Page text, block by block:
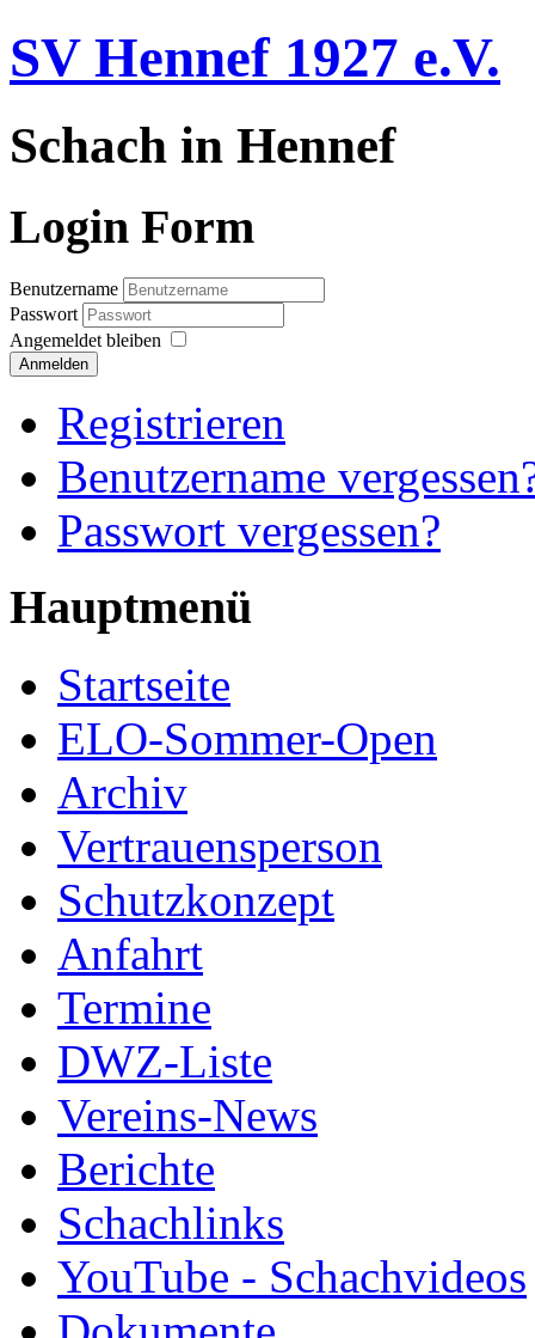
SV Hennef 1927 e.V.
Schach in Hennef
Login Form
Benutzername
Passwort
Angemeldet bleiben
Anmelden
Registrieren
Benutzername
Passwort vergessen?
Hauptmenü
Startseite
ELO-Sommer-Open
Archiv
Vertrauensperson
Schutzkonzept
Anfahrt
Termine
DWZ-Liste
Vereins-News
Berichte
Schachlinks
YouTube - Schachvideos